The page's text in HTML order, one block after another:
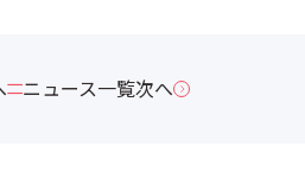
ニュース一覧次へ